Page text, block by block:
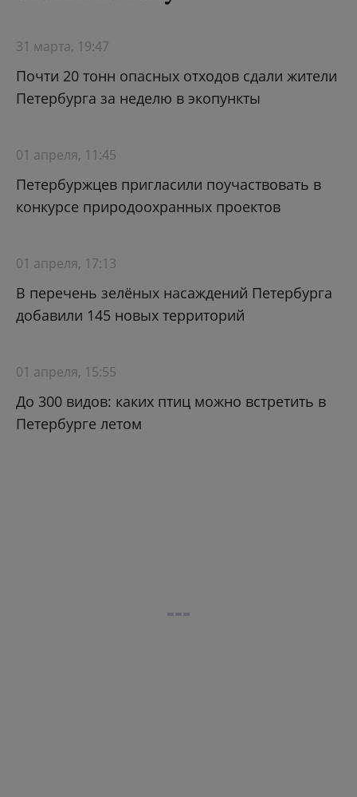
31 марта, 19:47
Почти 20 тонн опасных отходов сдали жители
Петербурга за неделю в экопункты
01 апреля, 11:45
Петербуржцев пригласили поучаствовать в
конкурсе природоохранных проектов
01 апреля, 17:13
В перечень зелёных насаждений Петербурга
добавили 145 новых территорий
01 апреля, 15:55
До 300 видов: каких птиц можно встретить в
Петербурге летом